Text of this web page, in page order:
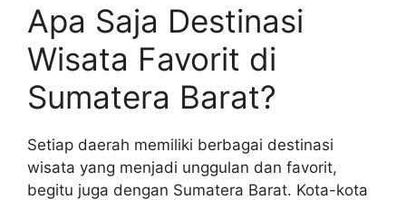
Apa Saja Destinasi
Wisata Favorit di
Sumatera Barat?
Setiap daerah memiliki berbagai destinasi
wisata yang menjadi unggulan dan favorit,
begitu juga dengan Sumatera Barat. Kota-kota